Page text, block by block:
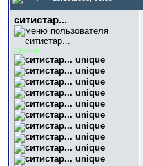
ситистар...
Chanel